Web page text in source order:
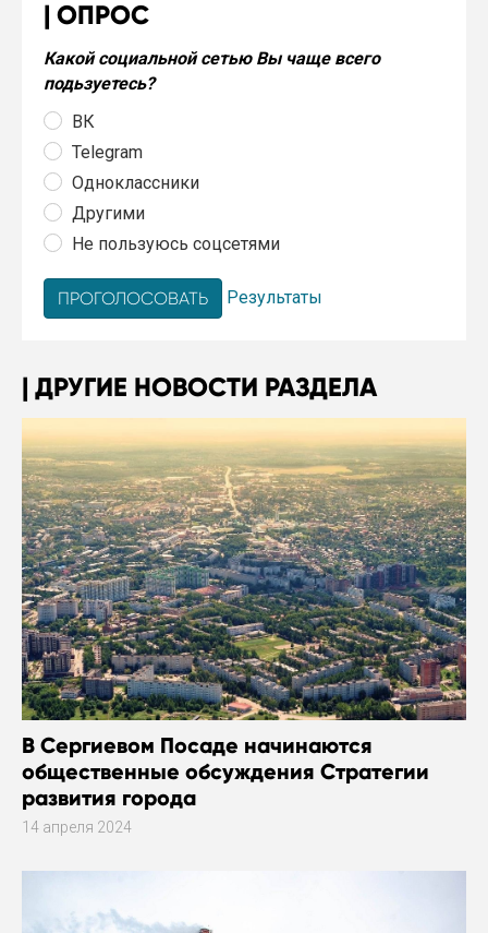
ОПРОС
Какой социальной сетью Вы чаще всего
подьзуетесь?
ВК
Telegram
Одноклассники
Другими
Не пользуюсь соцсетями
Результаты
ДРУГИЕ НОВОСТИ РАЗДЕЛА
В Сергиевом Посаде начинаются
общественные обсуждения Стратегии
развития города
14 апреля 2024